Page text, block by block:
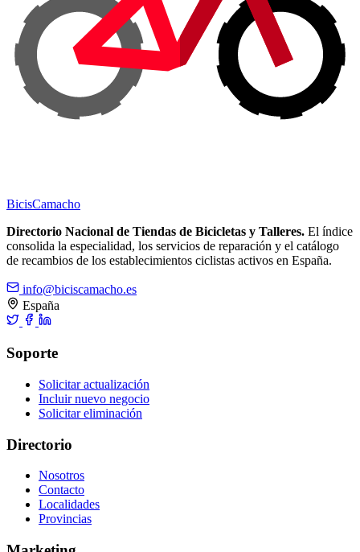
BicisCamacho
Directorio Nacional de Tiendas de Bicicletas y Talleres. El índice
consolida la especialidad, los servicios de reparación y el catálogo
de recambios de los establecimientos ciclistas activos en España.
info@biciscamacho.es
España
Soporte
Solicitar actualización
Incluir nuevo negocio
Solicitar eliminación
Directorio
Nosotros
Contacto
Localidades
Provincias